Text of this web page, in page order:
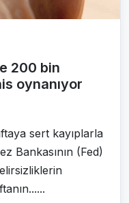
200 bin
oynanıyor
sert kayıplarla
Bankasının (Fed)